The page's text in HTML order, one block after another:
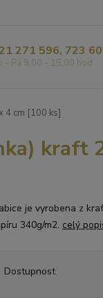
271 596, 723
- Pá 9,00 - 15,00 hod
4 cm [100 ks]
kraft
je vyrobena z
340g/m2. celý
Dostupnost